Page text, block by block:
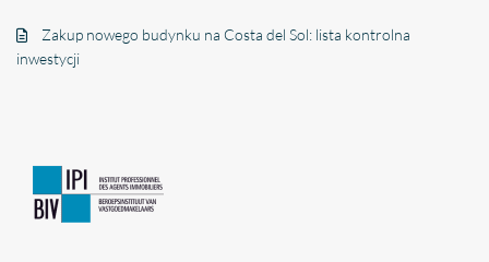
Zakup nowego budynku na Costa del Sol: lista kontrolna
inwestycji